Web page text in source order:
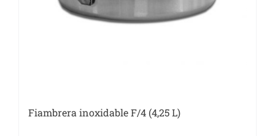
Fiambrera inoxidable F/4 (4,25 L)